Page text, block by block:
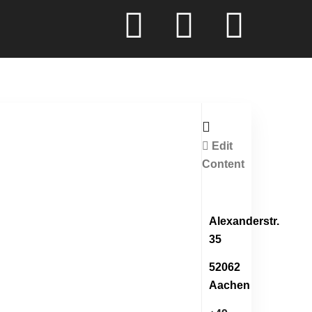
Edit
Content
Alexanderstr.
35
52062
Aachen